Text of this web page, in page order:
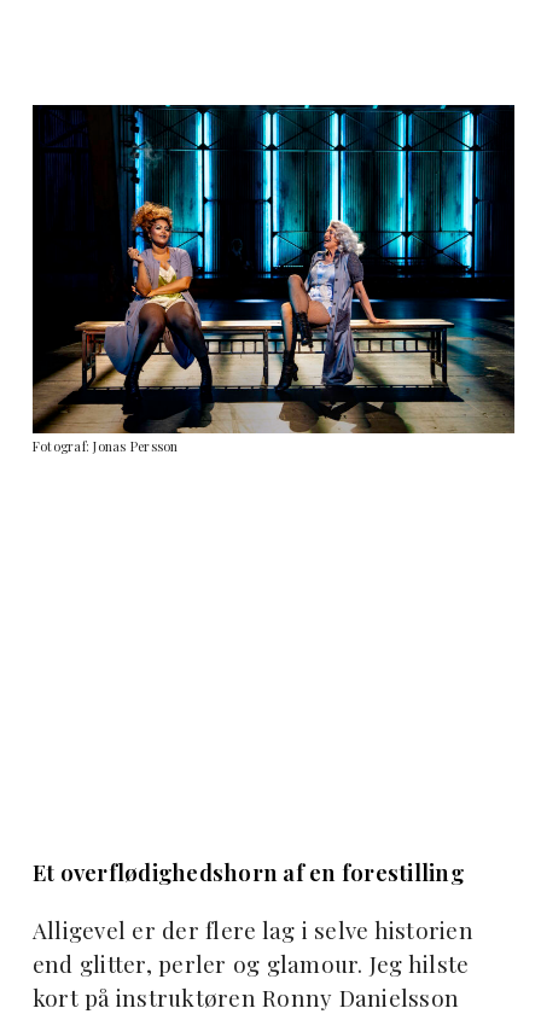
Fotograf: Jonas Persson
Et overflødighedshorn af en forestilling
Alligevel er der flere lag i selve historien
end glitter, perler og glamour. Jeg hilste
kort på instruktøren Ronny Danielsson